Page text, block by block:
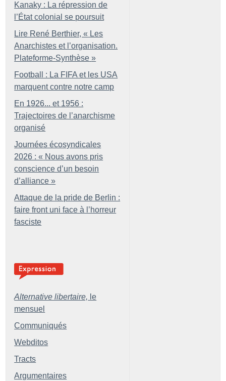
Kanaky : La répression de
l’État colonial se poursuit
Lire René Berthier, « Les
Anarchistes et l’organisation.
Plateforme-Synthèse »
Football : La FIFA et les USA
marquent contre notre camp
En 1926... et 1956 :
Trajectoires de l’anarchisme
organisé
Journées écosyndicales
2026 : « Nous avons pris
conscience d’un besoin
d’alliance »
Attaque de la pride de Berlin :
faire front uni face à l’horreur
fasciste
Alternative libertaire, le
mensuel
Communiqués
Webditos
Tracts
Argumentaires